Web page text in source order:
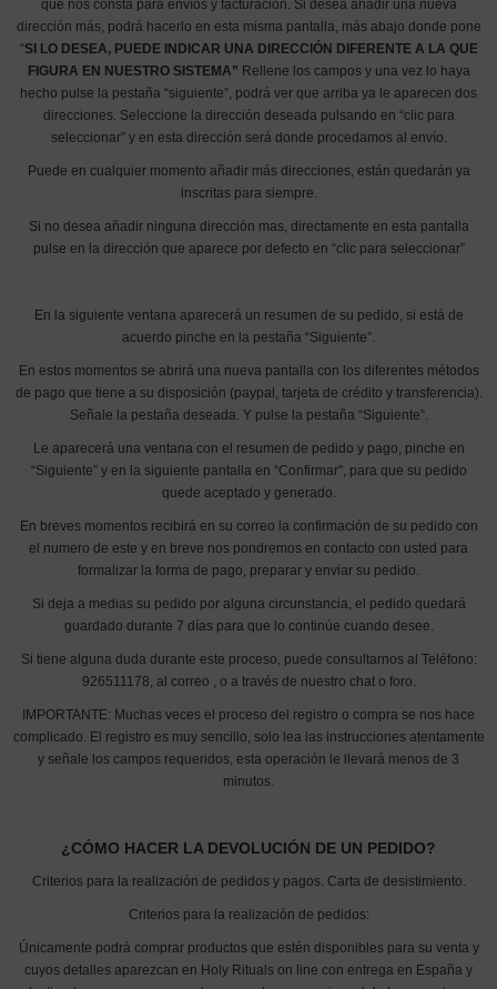
que nos consta para envíos y facturación. Si desea añadir una nueva
dirección más, podrá hacerlo en esta misma pantalla, más abajo donde pone
“SI LO DESEA, PUEDE INDICAR UNA DIRECCIÓN DIFERENTE A LA QUE
FIGURA EN NUESTRO SISTEMA” Rellene los campos y una vez lo haya
hecho pulse la pestaña “siguiente”, podrá ver que arriba ya le aparecen dos
direcciones. Seleccione la dirección deseada pulsando en “clic para
seleccionar” y en esta dirección será donde procedamos al envío.
Puede en cualquier momento añadir más direcciones, están quedarán ya
inscritas para siempre.
Si no desea añadir ninguna dirección mas, directamente en esta pantalla
pulse en la dirección que aparece por defecto en “clic para seleccionar”
En la siguiente ventana aparecerá un resumen de su pedido, si está de
acuerdo pinche en la pestaña “Siguiente”.
En estos momentos se abrirá una nueva pantalla con los diferentes métodos
de pago que tiene a su disposición (paypal, tarjeta de crédito y transferencia).
Señale la pestaña deseada. Y pulse la pestaña “Siguiente”.
Le aparecerá una ventana con el resumen de pedido y pago, pinche en
“Siguiente” y en la siguiente pantalla en “Confirmar”, para que su pedido
quede aceptado y generado.
En breves momentos recibirá en su correo la confirmación de su pedido con
el numero de este y en breve nos pondremos en contacto con usted para
formalizar la forma de pago, preparar y enviar su pedido.
Si deja a medias su pedido por alguna circunstancia, el pedido quedará
guardado durante 7 días para que lo continúe cuando desee.
Si tiene alguna duda durante este proceso, puede consultarnos al Teléfono:
926511178, al correo
, o a través de nuestro chat o foro.
IMPORTANTE: Muchas veces el proceso del registro o compra se nos hace
complicado. El registro es muy sencillo, solo lea las instrucciones atentamente
y señale los campos requeridos, esta operación le llevará menos de 3
minutos.
¿CÓMO HACER LA DEVOLUCIÓN DE UN PEDIDO?
Criterios para la realización de pedidos y pagos. Carta de desistimiento.
Criterios para la realización de pedidos:
Únicamente podrá comprar productos que estén disponibles para su venta y
cuyos detalles aparezcan en Holy Rituals on line con entrega en España y